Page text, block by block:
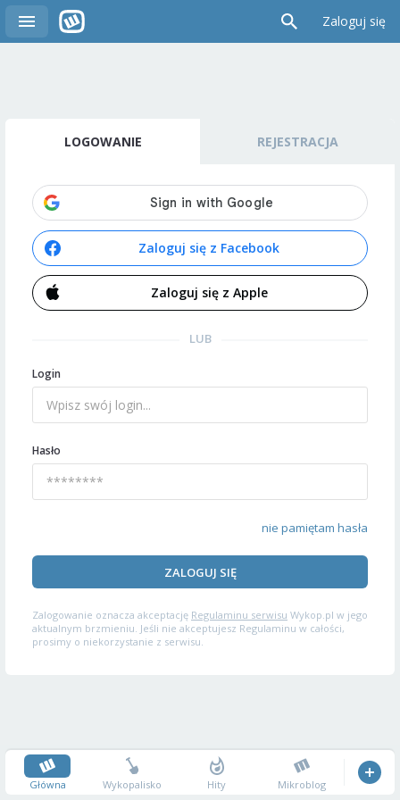
Zaloguj się
LOGOWANIE REJESTRACJA
Zaloguj się z Facebook
Zaloguj się z Apple
LUB
Login
Hasło
nie pamiętam hasła
ZALOGUJ SIĘ
Zalogowanie oznacza akceptację Regulaminu serwisu Wykop.pl w jego
aktualnym brzmieniu. Jeśli nie akceptujesz Regulaminu w całości,
prosimy o niekorzystanie z serwisu.
Główna Wykopalisko Hity Mikroblog